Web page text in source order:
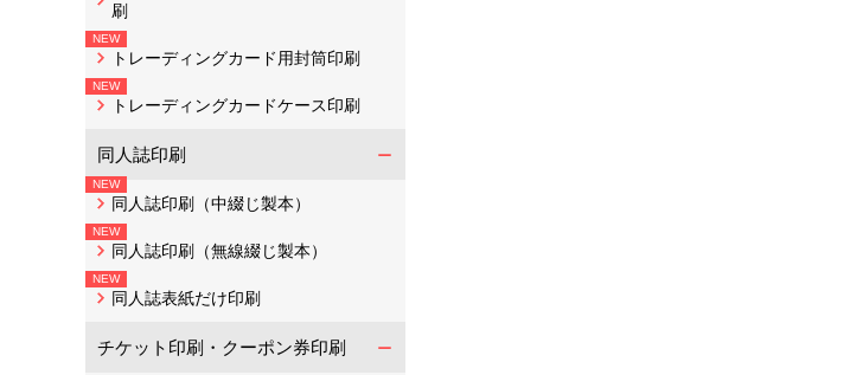
刷
トレーディングカード用封筒印刷
トレーディングカードケース印刷
同人誌印刷
同人誌印刷（中綴じ製本）
同人誌印刷（無線綴じ製本）
同人誌表紙だけ印刷
チケット印刷・クーポン券印刷